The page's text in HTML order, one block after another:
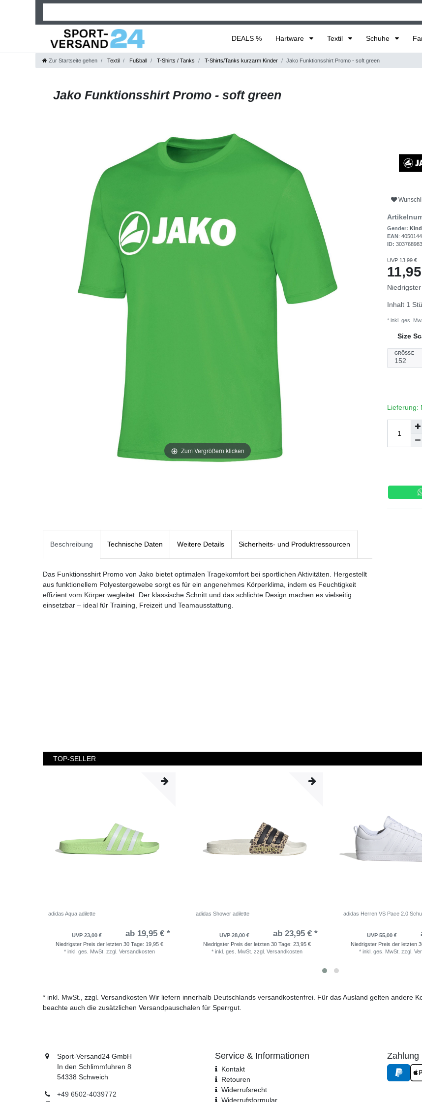
DEALS % Hartware Textil Schuhe
Zur Startseite gehen Textil Fußball T-Shirts / Tanks T-Shirts/Tanks kurzarm Kinder Jako Funktionsshirt Promo - soft green
Jako Funktionsshirt Promo - soft green
Zum Vergrößern klicken
Gender:
EAN:
ID: 303768983
UVP 13,99 €
Inhalt 1
* inkl. ges.
Size
GRÖSSE
Lieferung:
Beschreibung Technische Daten Weitere Details Sicherheits- und Produktressourcen
Das Funktionsshirt Promo von Jako bietet optimalen Tragekomfort bei sportlichen Aktivitäten. Hergestellt
aus funktionellem Polyestergewebe sorgt es für ein angenehmes Körperklima, indem es Feuchtigkeit
effizient vom Körper wegleitet. Der klassische Schnitt und das schlichte Design machen es vielseitig
einsetzbar – ideal für Training, Freizeit und Teamausstattung.
TOP-SELLER
adidas Aqua adilette
UVP 23,00 € ab 19,95 € *
Niedrigster Preis der letzten 30 Tage: 19,95 €
* inkl. ges. MwSt. zzgl. Versandkosten
adidas Shower adilette
UVP 28,00 € ab 23,95 € *
Niedrigster Preis der letzten 30 Tage: 23,95 €
* inkl. ges. MwSt. zzgl. Versandkosten
adidas Herren VS Pace 2.0
UVP 55,00 €
Niedrigster Preis der letzten
* inkl. ges. MwSt. zzgl.
* inkl. MwSt., zzgl. Versandkosten Wir liefern innerhalb Deutschlands versandkostenfrei. Für das Ausland gelten andere
beachte auch die zusätzlichen Versandpauschalen für Sperrgut.
Sport-Versand24 GmbH
In den Schlimmfuhren 8
54338 Schweich
+49 6502-4039772
Service & Informationen
Kontakt
Retouren
Widerrufsrecht
Widerrufs­formular
Zahlung